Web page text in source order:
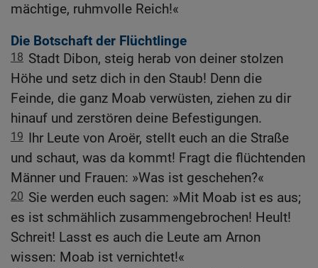
mächtige, ruhmvolle Reich!«
Die Botschaft der Flüchtlinge
18 Stadt Dibon, steig herab von deiner stolzen
Höhe und setz dich in den Staub! Denn die
Feinde, die ganz Moab verwüsten, ziehen zu dir
hinauf und zerstören deine Befestigungen.
19 Ihr Leute von Aroër, stellt euch an die Straße
und schaut, was da kommt! Fragt die flüchtenden
Männer und Frauen: »Was ist geschehen?«
20 Sie werden euch sagen: »Mit Moab ist es aus;
es ist schmählich zusammengebrochen! Heult!
Schreit! Lasst es auch die Leute am Arnon
wissen: Moab ist vernichtet!«